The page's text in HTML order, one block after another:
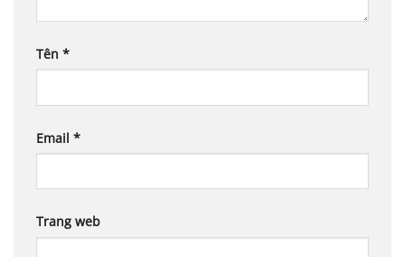
Tên *
Email *
Trang web